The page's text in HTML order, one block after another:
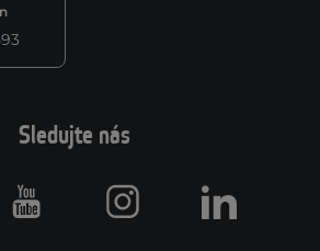
Sledujte nás
Youtube Instagram LinkedIn